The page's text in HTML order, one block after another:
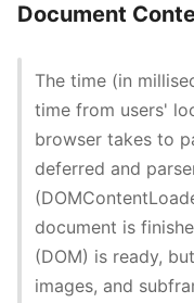
Document
The time (in
time from users'
browser takes to
deferred and
document is
(DOM) is ready,
images, and